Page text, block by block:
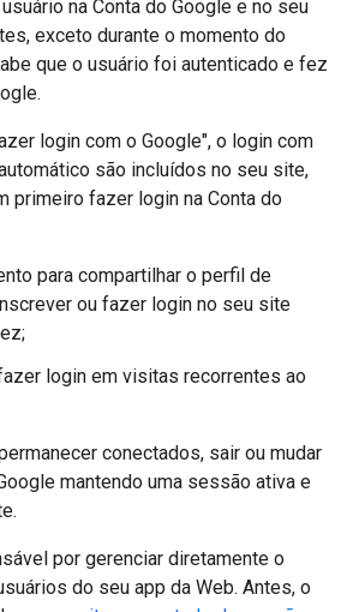
na Conta do Google e no seu
exceto durante o momento do
que o usuário foi autenticado e fez
login com o Google", o login com
são incluídos no seu site,
primeiro fazer login na Conta do
para compartilhar o perfil de
ou fazer login no seu site
login em visitas recorrentes ao
conectados, sair ou mudar
mantendo uma sessão ativa e
por gerenciar diretamente o
do seu app da Web. Antes, o